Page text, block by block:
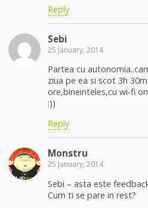
Reply
Sebi
25 January, 2014
Partea cu
ziua pe ea si scot 3h
ore,bineinteles,cu wi-fi
:))
Reply
Monstru
25 January, 2014
Sebi – asta este
Cum ti se pare in rest?